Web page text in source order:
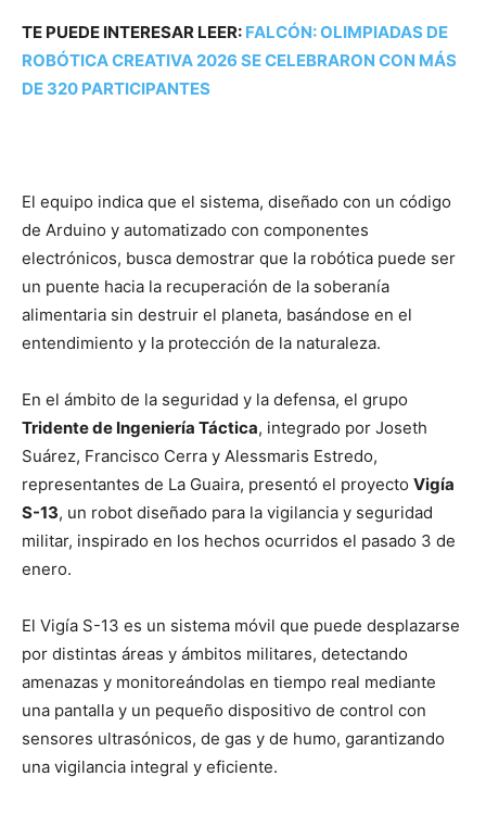
TE PUEDE INTERESAR LEER: FALCÓN: OLIMPIADAS DE
ROBÓTICA CREATIVA 2026 SE CELEBRARON CON MÁS
DE 320 PARTICIPANTES
El equipo indica que el sistema, diseñado con un código
de Arduino y automatizado con componentes
electrónicos, busca demostrar que la robótica puede ser
un puente hacia la recuperación de la soberanía
alimentaria sin destruir el planeta, basándose en el
entendimiento y la protección de la naturaleza.
En el ámbito de la seguridad y la defensa, el grupo
Tridente de Ingeniería Táctica, integrado por Joseth
Suárez, Francisco Cerra y Alessmaris Estredo,
representantes de La Guaira, presentó el proyecto Vigía
S-13, un robot diseñado para la vigilancia y seguridad
militar, inspirado en los hechos ocurridos el pasado 3 de
enero.
El Vigía S-13 es un sistema móvil que puede desplazarse
por distintas áreas y ámbitos militares, detectando
amenazas y monitoreándolas en tiempo real mediante
una pantalla y un pequeño dispositivo de control con
sensores ultrasónicos, de gas y de humo, garantizando
una vigilancia integral y eficiente.